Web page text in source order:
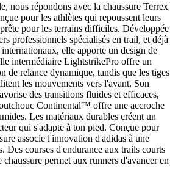
nous répondons avec la chaussure Terrex
pour les athlètes qui repoussent leurs
pour les terrains difficiles. Développée
professionnels spécialisés en trail, et déjà
elle apporte un design de
intermédiaire LightstrikePro offre un
de relance dynamique, tandis que les tiges
les mouvements vers l'avant. Son
des transitions fluides et efficaces,
Continental™ offre une accroche
Les matériaux durables créent un
qui s'adapte à ton pied. Conçue pour
associe l'innovation d'adidas à une
Des courses d'endurance aux trails courts
permet aux runners d'avancer en